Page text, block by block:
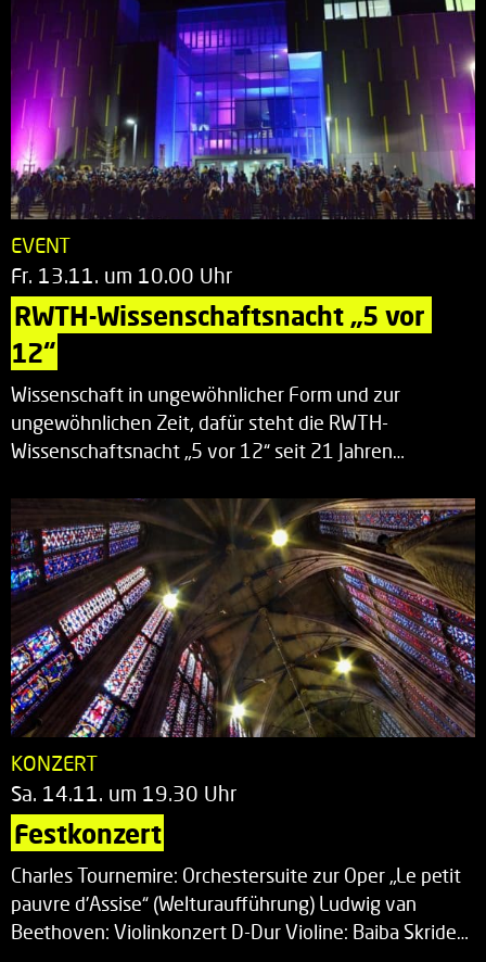
EVENT
Fr. 13.11. um 10.00 Uhr
RWTH-Wissenschaftsnacht „5 vor
12“
Wissenschaft in ungewöhnlicher Form und zur
ungewöhnlichen Zeit, dafür steht die RWTH-
Wissenschaftsnacht „5 vor 12“ seit 21 Jahren…
KONZERT
Sa. 14.11. um 19.30 Uhr
Festkonzert
Charles Tournemire: Orchestersuite zur Oper „Le petit
pauvre d’Assise“ (Welturaufführung) Ludwig van
Beethoven: Violinkonzert D-Dur Violine: Baiba Skride…